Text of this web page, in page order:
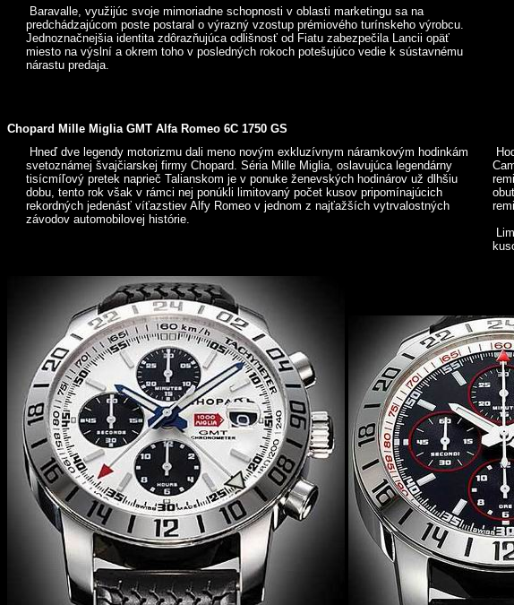
Baravalle, využijúc svoje mimoriadne schopnosti v oblasti marketingu sa na
predchádzajúcom poste postaral o výrazný vzostup prémiového turínskeho výrobcu.
Jednoznačnejšia identita zdôrazňujúca odlišnosť od Fiatu zabezpečila Lancii opäť
miesto na výslní a okrem toho v posledných rokoch potešujúco vedie k sústavnému
nárastu predaja.
Chopard Mille Miglia GMT Alfa Romeo 6C 1750 GS
Hneď dve legendy motorizmu dali meno novým exkluzívnym náramkovým hodinkám
svetoznámej švajčiarskej firmy Chopard. Séria Mille Miglia, oslavujúca legendárny
tisícmíľový pretek naprieč Talianskom je v ponuke ženevských hodinárov už dlhšiu
dobu, tento rok však v rámci nej ponúkli limitovaný počet kusov pripomínajúcich
rekordných jedenásť víťazstiev Alfy Romeo v jednom z najťažších vytrvalostných
závodov automobilovej histórie.